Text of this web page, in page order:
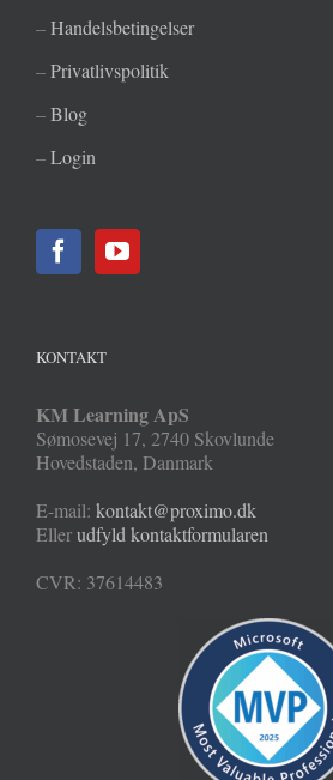
–Handelsbetingelser
–Privatlivspolitik
–Blog
–Login
KONTAKT
KM Learning ApS
Sømosevej 17, 2740 Skovlunde
Hovedstaden, Danmark
E-mail: kontakt@proximo.dk
Ellerudfyld kontaktformularen
CVR: 37614483